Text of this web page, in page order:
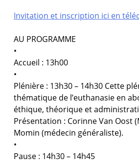
Invitation et inscription ici en
AU PROGRAMME
•
Accueil : 13h00
•
Plénière : 13h30 – 14h30 Cette
thématique de l’euthanasie en
éthique, théorique et
Présentation : Corinne Van Oost
Momin (médecin généraliste).
•
Pause : 14h30 – 14h45